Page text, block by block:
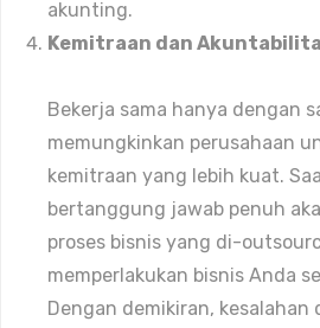
akunting.
Kemitraan dan
Bekerja sama hanya dengan
memungkinkan perusahaan
kemitraan yang lebih kuat.
bertanggung jawab penuh
proses bisnis yang di-
memperlakukan bisnis Anda
Dengan demikiran, kesalahan